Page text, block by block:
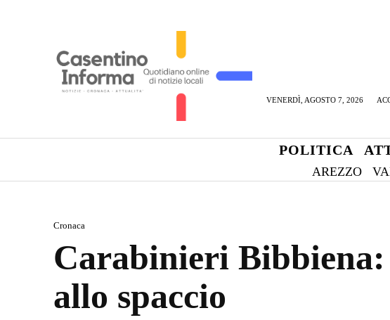
VENERDÌ, AGOSTO 7, 2026
POLITICA
AREZZO
Cronaca
Carabinieri
allo spaccio